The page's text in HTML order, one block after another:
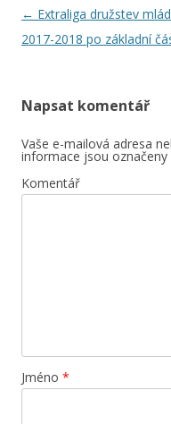
Navigace
pro
← Extraliga družstev
2017-2018 po základní
Napsat komentář
Vaše e-mailová adresa
informace jsou označeny
Komentář
Jméno *